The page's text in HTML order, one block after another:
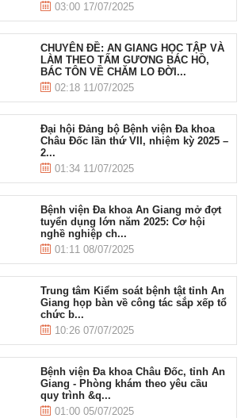
03:00 17/07/2025
CHUYÊN ĐỀ: AN GIANG HỌC TẬP VÀ
LÀM THEO TẤM GƯƠNG BÁC HỒ,
BÁC TÔN VỀ CHĂM LO ĐỜI...
02:18 11/07/2025
Đại hội Đảng bộ Bệnh viện Đa khoa
Châu Đốc lần thứ VII, nhiệm kỳ 2025 –
2...
01:34 11/07/2025
Bệnh viện Đa khoa An Giang mở đợt
tuyển dụng lớn năm 2025: Cơ hội
nghề nghiệp ch...
01:11 08/07/2025
Trung tâm Kiểm soát bệnh tật tỉnh An
Giang họp bàn về công tác sắp xếp tổ
chức b...
10:26 07/07/2025
Bệnh viện Đa khoa Châu Đốc, tỉnh An
Giang - Phòng khám theo yêu cầu
quy trình &q...
01:00 05/07/2025